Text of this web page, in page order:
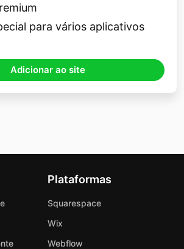
para vários aplicativos
Adicionar ao site
Plataformas
Squarespace
Wix
Webflow